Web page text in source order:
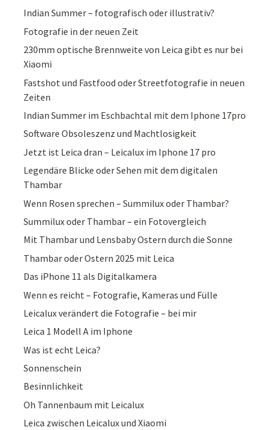
Indian Summer – fotografisch oder illustrativ?
Fotografie in der neuen Zeit
230mm optische Brennweite von Leica gibt es nur bei
Xiaomi
Fastshot und Fastfood oder Streetfotografie in neuen
Zeiten
Indian Summer im Eschbachtal mit dem Iphone 17pro
Software Obsoleszenz und Machtlosigkeit
Jetzt ist Leica dran – Leicalux im Iphone 17 pro
Legendäre Blicke oder Sehen mit dem digitalen
Thambar
Wenn Rosen sprechen – Summilux oder Thambar?
Summilux oder Thambar – ein Fotovergleich
Mit Thambar und Lensbaby Ostern durch die Sonne
Thambar oder Ostern 2025 mit Leica
Das iPhone 11 als Digitalkamera
Wenn es reicht – Fotografie, Kameras und Fülle
Leicalux verändert die Fotografie – bei mir
Leica 1 Modell A im Iphone
Was ist echt Leica?
Sonnenschein
Besinnlichkeit
Oh Tannenbaum mit Leicalux
Leica zwischen Leicalux und Xiaomi